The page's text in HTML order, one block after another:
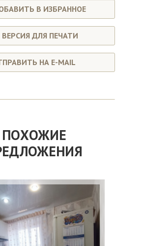
В ИЗБРАННОЕ
ВЕРСИЯ ДЛЯ ПЕЧАТИ
НА E-MAIL
ПОХОЖИЕ